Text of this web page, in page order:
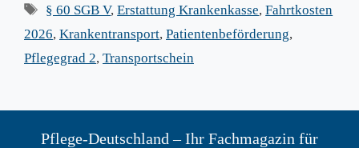
Schlagwörter
§ 60 SGB V,Erstattung Krankenkasse,Fahrtkosten
2026, Krankentransport, Patientenbeförderung,
Pflegegrad 2, Transportschein
Pflege-Deutschland – Ihr Fachmagazin für